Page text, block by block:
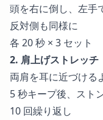
頭を右に倒し、左手
反対側も同様に
各 20 秒 × 3 セット
2. 肩上げストレッチ
両肩を耳に近づける
5 秒キープ後、スト
10 回繰り返し